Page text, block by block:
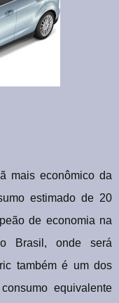
econômico da
estimado de 20
de economia na
Brasil, onde será
também é um dos
equivalente